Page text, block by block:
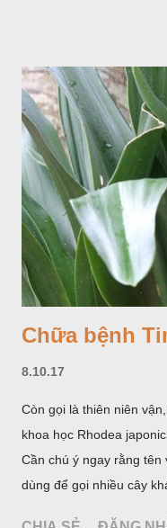
Chữa bệnh
8.10.17
Còn gọi là thiên niên
khoa học Rhodea
Cần chú ý ngay rằng
dùng để gọi nhiều cây